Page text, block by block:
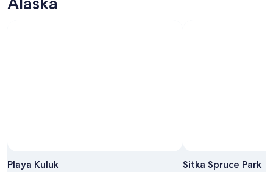
semana,
próximo
Playa Kuluk Sitka Spruce Park